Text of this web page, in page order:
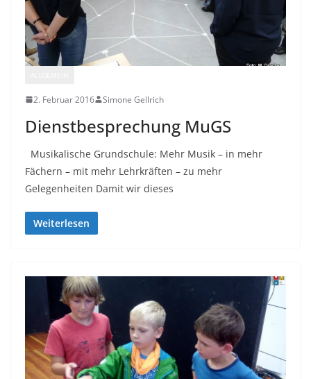
2. Februar 2016 Simone Gellrich
Dienstbesprechung MuGS
Musikalische Grundschule: Mehr Musik – in mehr
Fächern – mit mehr Lehrkräften – zu mehr
Gelegenheiten Damit wir dieses
Weiterlesen